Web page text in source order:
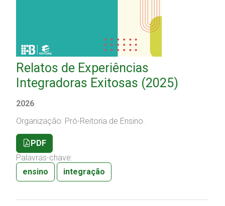
Relatos de Experiências
Integradoras Exitosas (2025)
2026
Organização: Pró-Reitoria de Ensino.
PDF
Palavras-chave:
ensino
integração